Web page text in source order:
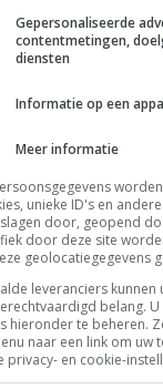
Gepersonaliseerde
contentmetingen,
diensten
Informatie op een
Meer informatie
unieke ID's en
door, geopend
door deze site
geolocatiegegevens
leveranciers
belang.
hieronder te beheren.
naar een link om uw
privacy- en cookie-